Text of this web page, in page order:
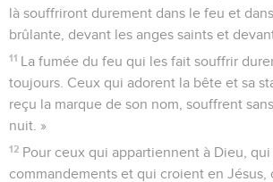
là souffriront durement dans le feu et
brûlante, devant les anges saints et
11 La fumée du feu qui les fait souffrir
toujours. Ceux qui adorent la bête et sa
reçu la marque de son nom, souffrent
nuit. »
12 Pour ceux qui appartiennent à Dieu,
commandements et qui croient en Jésus,